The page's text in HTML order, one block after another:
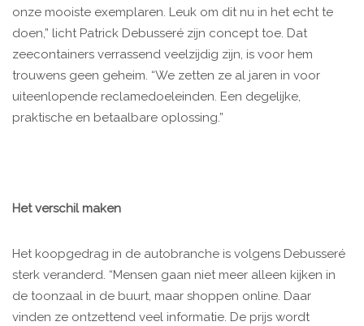
onze mooiste exemplaren. Leuk om dit nu in het echt te
doen,” licht Patrick Debusseré zijn concept toe. Dat
zeecontainers verrassend veelzijdig zijn, is voor hem
trouwens geen geheim. “We zetten ze al jaren in voor
uiteenlopende reclamedoeleinden. Een degelijke,
praktische en betaalbare oplossing.”
Het verschil maken
Het koopgedrag in de autobranche is volgens Debusseré
sterk veranderd. “Mensen gaan niet meer alleen kijken in
de toonzaal in de buurt, maar shoppen online. Daar
vinden ze ontzettend veel informatie. De prijs wordt